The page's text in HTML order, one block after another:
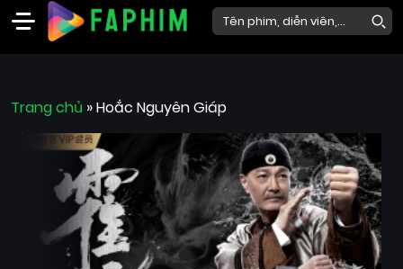
Phim
Mới
Phim
Phim
Trang chủ »Hoắc Nguyên Giáp